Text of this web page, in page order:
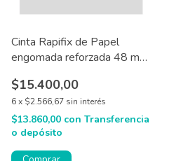
Cinta Rapifix de Papel
engomada reforzada 48 mm
$15.400,00
6x $2.566,67 sin interés
$13.860,00 con Transferencia
o depósito